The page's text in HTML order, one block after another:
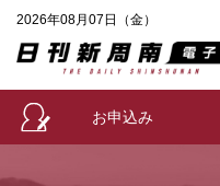
2026年08月07日（金）
お申込み